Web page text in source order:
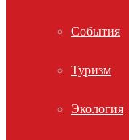
События
Туризм
Экология